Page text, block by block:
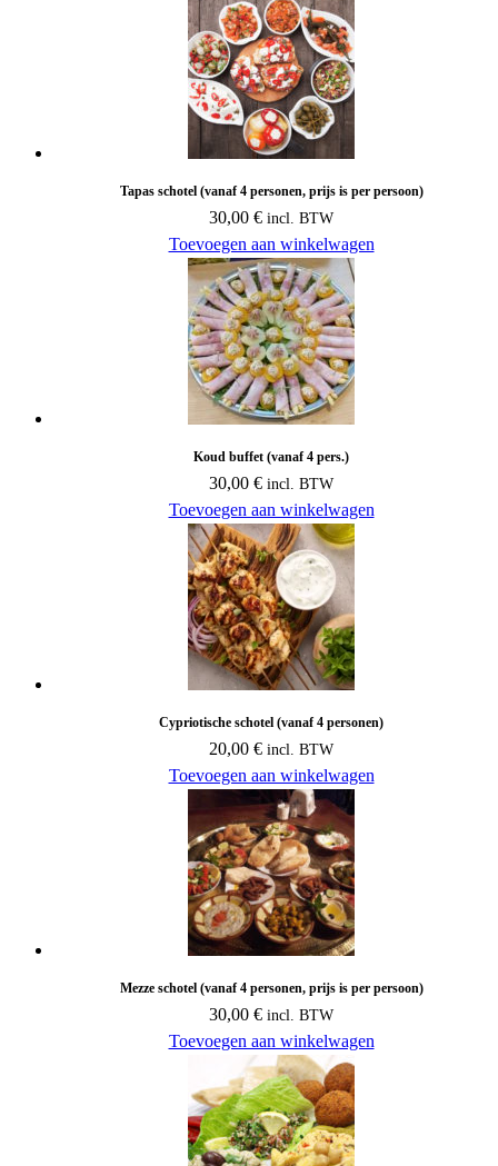
Tapas schotel (vanaf 4 personen, prijs is per persoon)
30,00 € incl. BTW
Toevoegen aan winkelwagen
Koud buffet (vanaf 4 pers.)
30,00 € incl. BTW
Toevoegen aan winkelwagen
Cypriotische schotel (vanaf 4 personen)
20,00 € incl. BTW
Toevoegen aan winkelwagen
Mezze schotel (vanaf 4 personen, prijs is per persoon)
30,00 € incl. BTW
Toevoegen aan winkelwagen